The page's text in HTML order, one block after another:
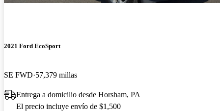
2021 Ford EcoSport
SE FWD 57,379 millas
Entrega a domicilio desde Horsham, PA
El precio incluye envío de $1,500